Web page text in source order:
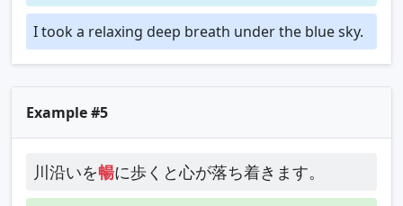
I took a relaxing deep breath under the blue sky.
Example #5
川沿いを暢に歩くと心が落ち着きます。